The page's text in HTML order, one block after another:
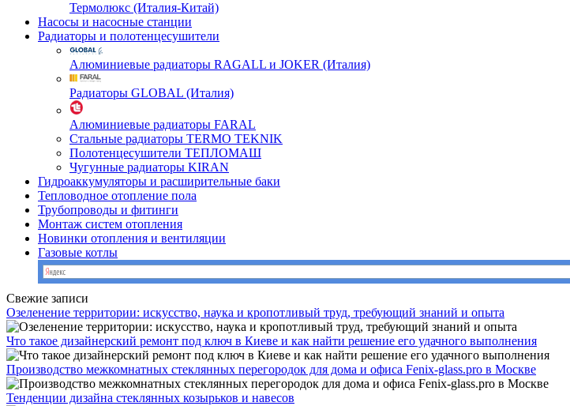
Термолюкс (Италия-Китай)
Насосы и насосные станции
Радиаторы и полотенцесушители
Алюминиевые радиаторы RAGALL и JOKER (Италия)
Радиаторы GLOBAL (Италия)
Алюминиевые радиаторы FARAL
Стальные радиаторы TERMO TEKNIK
Полотенцесушители ТЕПЛОМАШ
Чугунные радиаторы KIRAN
Гидроаккумуляторы и расширительные баки
Тепловодное отопление пола
Трубопроводы и фитинги
Монтаж систем отопления
Новинки отопления и вентиляции
Газовые котлы
Свежие записи
Озеленение территории: искусство, наука и кропотливый труд, требующий знаний и опыта
Что такое дизайнерский ремонт под ключ в Киеве и как найти решение его удачного выполнения
Производство межкомнатных стеклянных перегородок для дома и офиса Fenix-glass.pro в Москве
Тенденции дизайна стеклянных козырьков и навесов